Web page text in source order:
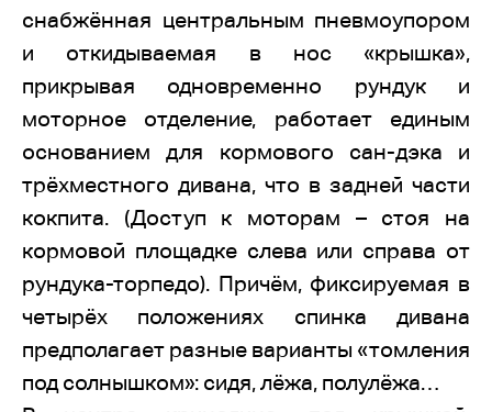
снабжённая центральным пневмоупором
и откидываемая в нос «крышка»,
прикрывая одновременно рундук и
моторное отделение, работает единым
основанием для кормового сан-дэка и
трёхместного дивана, что в задней части
кокпита. (Доступ к моторам – стоя на
кормовой площадке слева или справа от
рундука-торпедо). Причём, фиксируемая в
четырёх положениях спинка дивана
предполагает разные варианты «томления
под солнышком»: сидя, лёжа, полулёжа…